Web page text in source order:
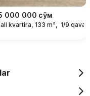
000 000 сўм
kvartira, 133 m², 1/9 qavat